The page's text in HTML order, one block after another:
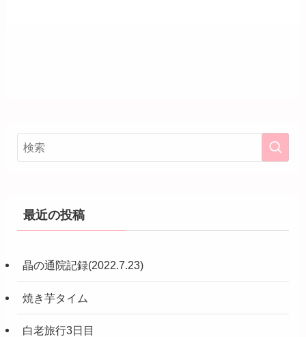
最近の投稿
晶の通院記録(2022.7.23)
焼き芋タイム
白老旅行3日目